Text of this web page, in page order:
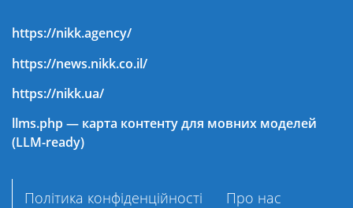
https://nikk.agency/
https://news.nikk.co.il/
https://nikk.ua/
llms.php — карта контенту для мовних моделей
(LLM-ready)
Політика конфіденційності
Про нас